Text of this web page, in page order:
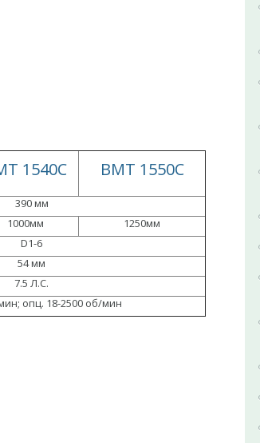
1540C BMT 1550C
390 мм
1000мм
1250мм
D1-6
54 мм
7.5 Л.С.
опц. 18-2500 об/мин